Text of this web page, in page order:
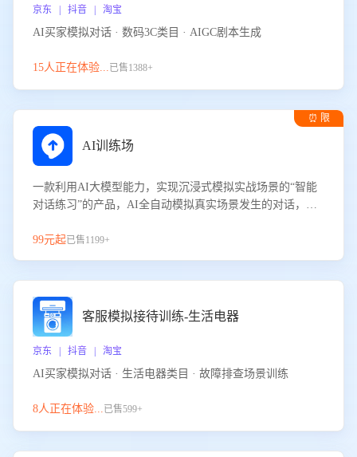
京东 | 抖音 | 淘宝
AI买家模拟对话 · 数码3C类目 · AIGC剧本生成
15人正在体验...已售1388+
⏰ 限
AI训练场
一款利用AI大模型能力，实现沉浸式模拟实战场景的“智能
对话练习”的产品，AI全自动模拟真实场景发生的对话，企
服能力。
99元起已售1199+
客服模拟接待训练-生活电器
京东 | 抖音 | 淘宝
AI买家模拟对话 · 生活电器类目 · 故障排查场景训练
8人正在体验...已售599+